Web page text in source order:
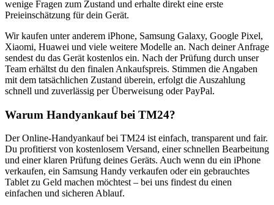
wenige Fragen zum Zustand und erhalte direkt eine erste
Preieinschätzung für dein Gerät.
Wir kaufen unter anderem iPhone, Samsung Galaxy, Google Pixel,
Xiaomi, Huawei und viele weitere Modelle an. Nach deiner Anfrage
sendest du das Gerät kostenlos ein. Nach der Prüfung durch unser
Team erhältst du den finalen Ankaufspreis. Stimmen die Angaben
mit dem tatsächlichen Zustand überein, erfolgt die Auszahlung
schnell und zuverlässig per Überweisung oder PayPal.
Warum Handyankauf bei TM24?
Der Online-Handyankauf bei TM24 ist einfach, transparent und fair.
Du profitierst von kostenlosem Versand, einer schnellen Bearbeitung
und einer klaren Prüfung deines Geräts. Auch wenn du ein iPhone
verkaufen, ein Samsung Handy verkaufen oder ein gebrauchtes
Tablet zu Geld machen möchtest – bei uns findest du einen
einfachen und sicheren Ablauf.